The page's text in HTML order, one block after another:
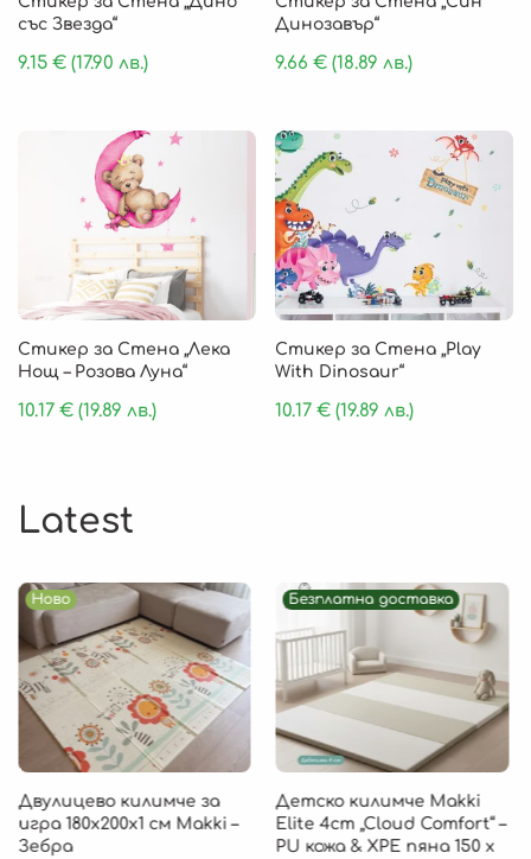
със Звезда“
9.15 € (17.90 лв.)
Динозавър“
9.66€ (18.89 лв.)
Стикер за Стена „Лека
Нощ – Розова Луна“
10.17 € (19.89 лв.)
Стикер за Стена „Play
With Dinosaur“
10.17€ (19.89 лв.)
Latest
Ново
Двулицево килимче за
игра 180х200х1 см Makki –
Зебра
Безплатна доставка
Детско килимче Makki
Elite 4cm „Cloud Comfort“ –
PU кожа & XPE пяна 150 х